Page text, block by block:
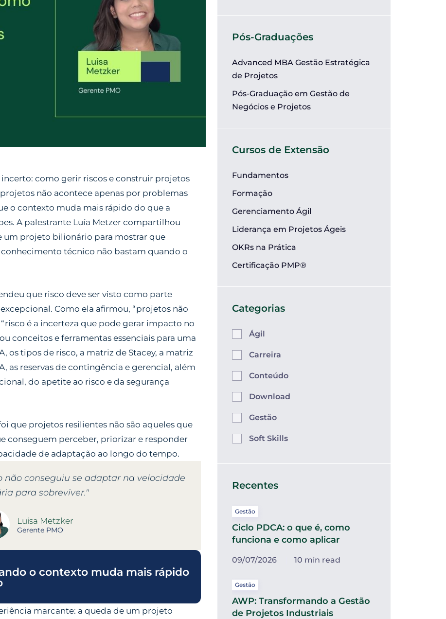
como gerir riscos e construir projetos
não acontece apenas por problemas
o contexto muda mais rápido do que a
A palestrante Luía Metzer compartilhou
um projeto bilionário para mostrar que
técnico não bastam quando o
que risco deve ser visto como parte
Como ela afirmou, “projetos não
“risco é a incerteza que pode gerar impacto no
conceitos e ferramentas essenciais para uma
os tipos de risco, a matriz de Stacey, a matriz
as reservas de contingência e gerencial, além
do apetite ao risco e da segurança
que projetos resilientes não são aqueles que
conseguem perceber, priorizar e responder
de adaptação ao longo do tempo.
não conseguiu se adaptar na velocidade
para sobreviver."
Luisa Metzker
Gerente PMO
o contexto muda mais rápido
marcante: a queda de um projeto
Pós-Graduações
Advanced MBA Gestão Estratégica
de Projetos
Pós-Graduação em Gestão de
Negócios e Projetos
Cursos de Extensão
Fundamentos
Formação
Gerenciamento Ágil
Liderança em Projetos Ágeis
OKRs na Prática
Certificação PMP®
Categorias
Ágil
Carreira
Conteúdo
Download
Gestão
Soft Skills
Recentes
Gestão
Ciclo PDCA: o que é, como
funciona e como aplicar
09/07/2026 10 min read
Gestão
AWP: Transformando a Gestão
de Projetos Industriais